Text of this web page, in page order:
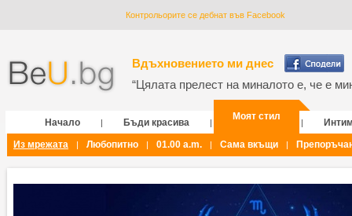
Контрольорите се дебнат във Facebook
Вдъхновението ми днес
“Цялата прелест на миналото е, че е
Начало | Бъди красива |
Моят стил
|
Из мрежата
| Любопитно | 01.00 a.m. | Сама вкъщи |